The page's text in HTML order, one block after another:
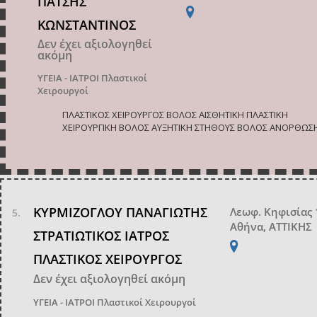
ΚΩΝΣΤΑΝΤΙΝΟΣ
Δεν έχει αξιολογηθεί
ακόμη
ΥΓΕΙΑ - ΙΑΤΡΟΙ Πλαστικοί
Χειρουργοί
ΠΛΑΣΤΙΚΟΣ ΧΕΙΡΟΥΡΓΟΣ ΒΟΛΟΣ ΑΙΣΘΗΤΙΚΗ ΠΛΑΣΤΙΚΗ
ΧΕΙΡΟΥΡΓΙΚΗ ΒΟΛΟΣ ΑΥΞΗΤΙΚΗ ΣΤΗΘΟΥΣ ΒΟΛΟΣ
ΚΥΡΜΙΖΟΓΛΟΥ ΠΑΝΑΓΙΩΤΗΣ
ΣΤΡΑΤΙΩΤΙΚΟΣ ΙΑΤΡΟΣ
ΠΛΑΣΤΙΚΟΣ ΧΕΙΡΟΥΡΓΟΣ
Δεν έχει αξιολογηθεί ακόμη
ΥΓΕΙΑ - ΙΑΤΡΟΙ Πλαστικοί Χειρουργοί
Λεωφ. Κηφισίας
Αθήνα, ΑΤΤΙΚΗΣ